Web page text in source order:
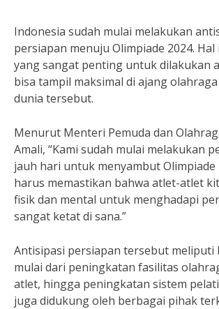
Indonesia sudah mulai melakukan
persiapan menuju Olimpiade 2024.
yang sangat penting untuk dilakukan
bisa tampil maksimal di ajang
dunia tersebut.
Menurut Menteri Pemuda dan
Amali, “Kami sudah mulai melakukan
jauh hari untuk menyambut Olimpiade
harus memastikan bahwa atlet-atlet
fisik dan mental untuk menghadapi
sangat ketat di sana.”
Antisipasi persiapan tersebut meliputi
mulai dari peningkatan fasilitas
atlet, hingga peningkatan sistem
juga didukung oleh berbagai pihak